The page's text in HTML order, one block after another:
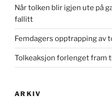
Når tolken blir igjen ute på
fallitt
Femdagers opptrapping av
Tolkeaksjon forlenget fram
ARKIV